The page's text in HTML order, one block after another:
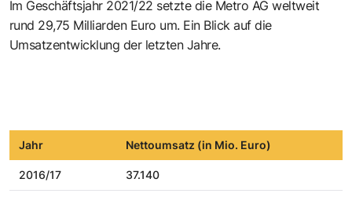
Im Geschäftsjahr 2021/22 setzte die Metro AG weltweit
rund 29,75 Milliarden Euro um. Ein Blick auf die
Umsatzentwicklung der letzten Jahre.
Jahr Nettoumsatz (in Mio. Euro)
2016/17 37.140